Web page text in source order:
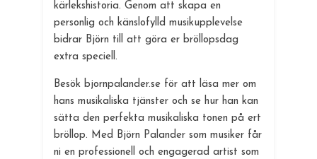
kärlekshistoria. Genom att skapa en
personlig och känslofylld musikupplevelse
bidrar Björn till att göra er bröllopsdag
extra speciell.
Besök bjornpalander.se för att läsa mer om
hans musikaliska tjänster och se hur han kan
sätta den perfekta musikaliska tonen på ert
bröllop. Med Björn Palander som musiker får
ni en professionell och engagerad artist som